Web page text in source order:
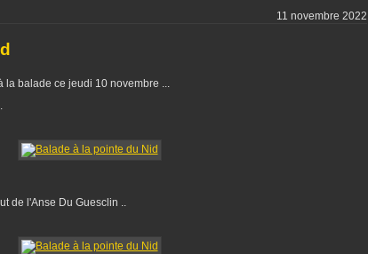
11 novembre 2022
la balade ce jeudi 10 novembre ...
de l'Anse Du Guesclin ..